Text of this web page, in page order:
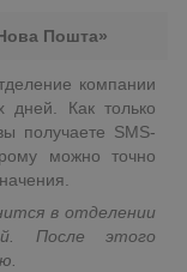
Пошта»
компании
Как только
получаете SMS-
можно точно
в отделении
После этого